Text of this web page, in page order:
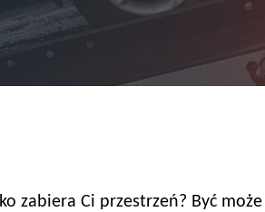
zabiera Ci przestrzeń? Być może